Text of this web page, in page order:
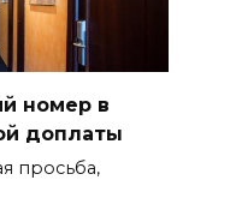
номер в
доплаты
просьба,